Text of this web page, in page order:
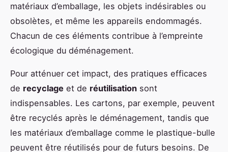
matériaux d’emballage, les objets indésirables ou
obsolètes, et même les appareils endommagés.
Chacun de ces éléments contribue à l’empreinte
écologique du déménagement.
Pour atténuer cet impact, des pratiques efficaces
de recyclage et de réutilisation sont
indispensables. Les cartons, par exemple, peuvent
être recyclés après le déménagement, tandis que
les matériaux d’emballage comme le plastique-bulle
peuvent être réutilisés pour de futurs besoins. De